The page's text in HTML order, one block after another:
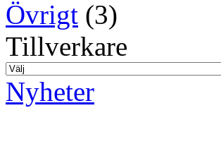
Övrigt (3)
Tillverkare
Nyheter